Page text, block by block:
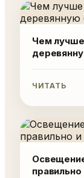
Чем лучше
ЧИТАТЬ